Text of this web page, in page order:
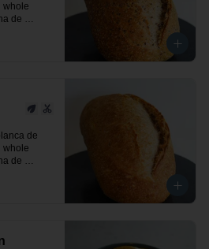
whole
de
de
whole
de